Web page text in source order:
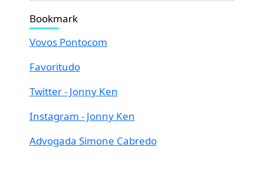
Bookmark
Vovos Pontocom
Favoritudo
Twitter - Jonny Ken
Instagram - Jonny Ken
Advogada Simone Cabredo